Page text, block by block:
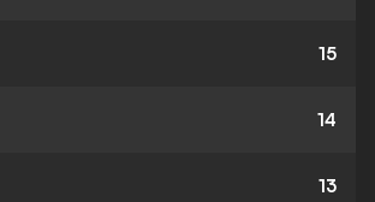
15
14
13